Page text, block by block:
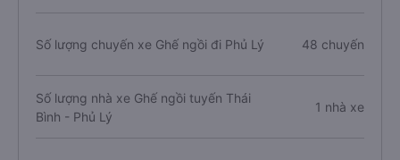
Số lượng chuyến xe Ghế ngồi đi Phủ Lý 48 chuyến
Số lượng nhà xe Ghế ngồi tuyến Thái
Bình - Phủ Lý
1 nhà xe